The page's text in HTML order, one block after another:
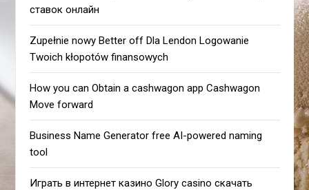
ставок онлайн
Zupełnie nowy Better off Dla Lendon Logowanie
Twoich kłopotów finansowych
How you can Obtain a cashwagon app Cashwagon
Move forward
Business Name Generator free AI-powered naming
tool
Играть в интернет казино Glory casino скачать